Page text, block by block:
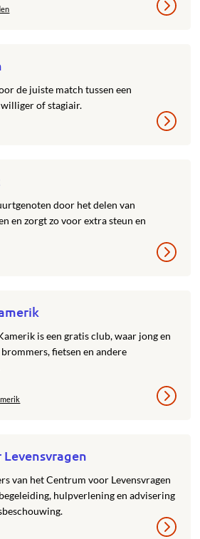
de juiste match tussen een
of stagiair.
door het delen van
en zorgt zo voor extra steun en
is een gratis club, waar jong en
fietsen en andere
van het Centrum voor Levensvragen
hulpverlening en advisering